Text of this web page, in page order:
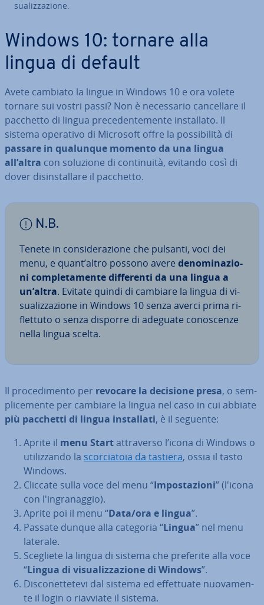
sua­liz­za­zio­ne.
Windows 10: tornare alla
lingua di default
Avete cambiato la lingue in Windows 10 e ora volete
tornare sui vostri passi? Non è ne­ces­sa­rio can­cel­la­re il
pacchetto di lingua pre­ce­den­te­men­te in­stal­la­to. Il
sistema operativo di Microsoft offre la pos­si­bi­li­tà di
passare in qualunque momento da una lingua
all’altra con soluzione di con­ti­nui­tà, evitando così di
dover di­sin­stal­la­re il pacchetto.
N.B.
Tenete in con­si­de­ra­zio­ne che pulsanti, voci dei
menu, e quant’altro possono avere de­no­mi­na­zio­
ni com­ple­ta­men­te dif­fe­ren­ti da una lingua a
un’altra. Evitate quindi di cambiare la lingua di vi­
sua­liz­za­zio­ne in Windows 10 senza averci prima ri­
flet­tu­to o senza disporre di adeguate co­no­scen­ze
nella lingua scelta.
Il pro­ce­di­men­to per revocare la decisione presa, o sem­
pli­ce­men­te per cambiare la lingua nel caso in cui abbiate
più pacchetti di lingua in­stal­la­ti, è il seguente:
Aprite il menu Startat­tra­ver­so l’icona di Windows o
uti­liz­zan­do la scor­cia­to­ia da tastiera, ossia il tasto
Windows.
Cliccate sulla voce del menu “Im­po­sta­zio­ni” (l'icona
con l'in­gra­nag­gio).
Aprite poi il menu “Data/ora e lingua”.
Passate dunque alla categoria “Lingua” nel menu
laterale.
Scegliete la lingua di sistema che preferite alla voce
“Lingua di vi­sua­liz­za­zio­ne di Windows”.
Di­sco­net­te­te­vi dal sistema ed ef­fet­tua­te nuo­va­men­
te il login o riavviate il sistema.